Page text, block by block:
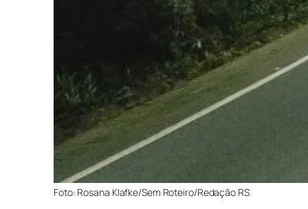
Foto: Rosana Klafke/Sem Roteiro/Redação RS